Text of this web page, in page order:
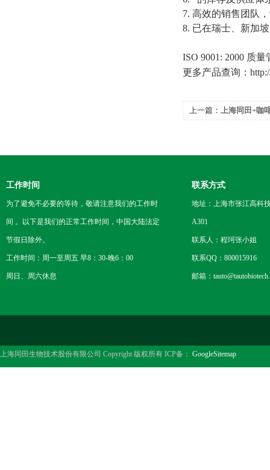
7. 高效的销售团队，
8. 已在瑞士、新加
ISO 9001: 2000 质量
更多产品查询：
上一篇： 上海同田+咖
工作时间
为了避免不必要的等待，敬请注意我们的工作时
间 。以下是我们的正常工作时间，中国大陆法定
节假日除外。
工作时间：周一至周五 早8：30-晚6：00
周日、周六休息
联系方式
地址：上海市张江高科
A301
联系人：程珂张小姐
联系QQ：800015916
邮箱：
上海同田生物技术股份有限公司 Copyright 版权所有 ICP备： GoogleSitemap